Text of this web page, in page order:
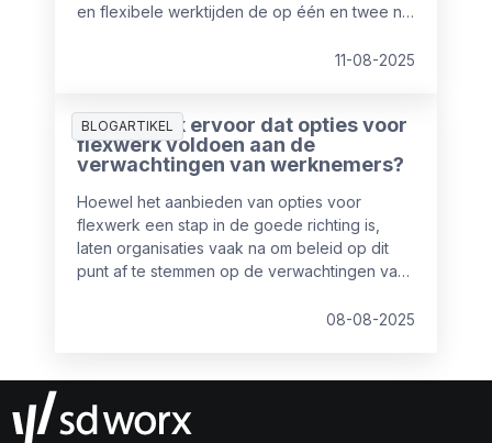
en flexibele werktijden de op één en twee na
direct na salaris als hoogste prioriteit. Echter
werk/privé.
11-08-2025
BLOGARTIKEL
Hoe zorg ik ervoor dat opties voor
flexwerk voldoen aan de
verwachtingen van werknemers?
Hoewel het aanbieden van opties voor
flexwerk een stap in de goede richting is,
laten organisaties vaak na om beleid op dit
punt af te stemmen op de verwachtingen van
behoorlijke kloof: terwijl 62% van de
voor 43% realiseerbaar. Zo waardeert 60%
van de werknemers flexwerk, maar slechts
43% kan er van profiteren.
08-08-2025